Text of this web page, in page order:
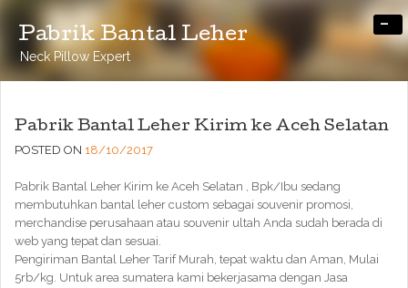
Pabrik Bantal Leher
Neck Pillow Expert
-
Pabrik Bantal Leher Kirim ke Aceh Selatan
POSTED ON 18/10/2017
Pabrik Bantal Leher Kirim ke Aceh Selatan , Bpk/Ibu sedang
membutuhkan bantal leher custom sebagai souvenir promosi,
merchandise perusahaan atau souvenir ultah Anda sudah berada di
web yang tepat dan sesuai.
Pengiriman Bantal Leher Tarif Murah, tepat waktu dan Aman, Mulai
5rb/kg. Untuk area sumatera kami bekerjasama dengan Jasa